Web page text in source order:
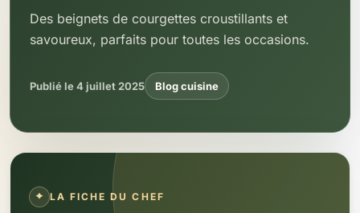
Des beignets de courgettes croustillants et
savoureux, parfaits pour toutes les occasions.
Publié le 4 juillet 2025 Blog cuisine
LA FICHE DU CHEF